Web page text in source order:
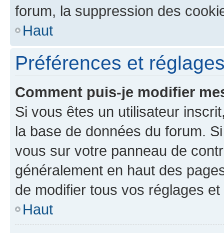
forum, la suppression des
Haut
Préférences et
Comment puis-je modifier
Si vous êtes un utilisateur
la base de données du forum.
vous sur votre panneau de
généralement en haut des
de modifier tous vos réglages
Haut